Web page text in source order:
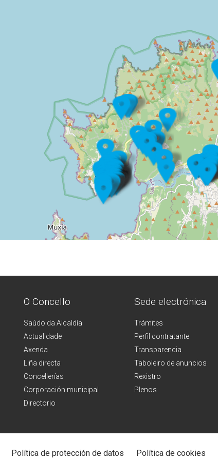
O Concello
Saúdo da Alcaldía
Actualidade
Axenda
Liña directa
Concellerías
Corporación municipal
Directorio
Sede electrónica
Trámites
Perfil contratante
Transparencia
Taboleiro de anuncios
Rexistro
Plenos
Política de protección de datos Política de cookies